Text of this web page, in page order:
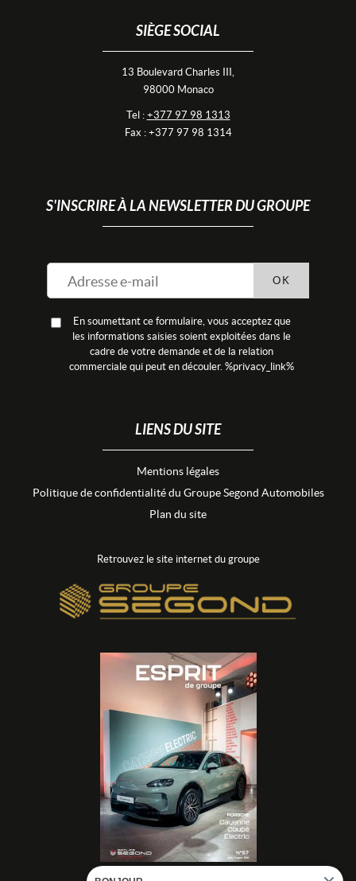
SIÈGE SOCIAL
13 Boulevard Charles III,
98000 Monaco
Tel : +377 97 98 1313
Fax : +377 97 98 1314
S'INSCRIRE À LA NEWSLETTER DU GROUPE
En soumettant ce formulaire, vous acceptez que
les informations saisies soient exploitées dans le
cadre de votre demande et de la relation
commerciale qui peut en découler. %privacy_link%
OK
LIENS DU SITE
Mentions légales
Politique de confidentialité du Groupe Segond Automobiles
Plan du site
Retrouvez le site internet du groupe